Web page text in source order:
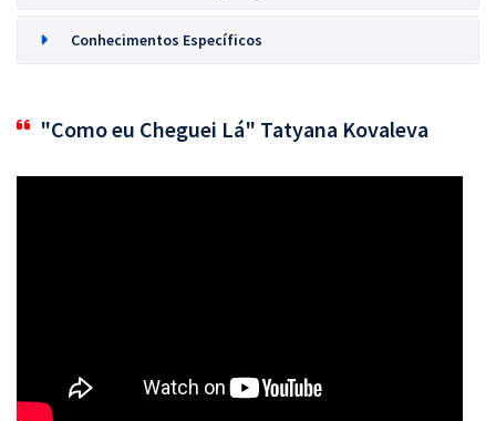
Conhecimentos Específicos
"Como eu Cheguei Lá" Tatyana Kovaleva